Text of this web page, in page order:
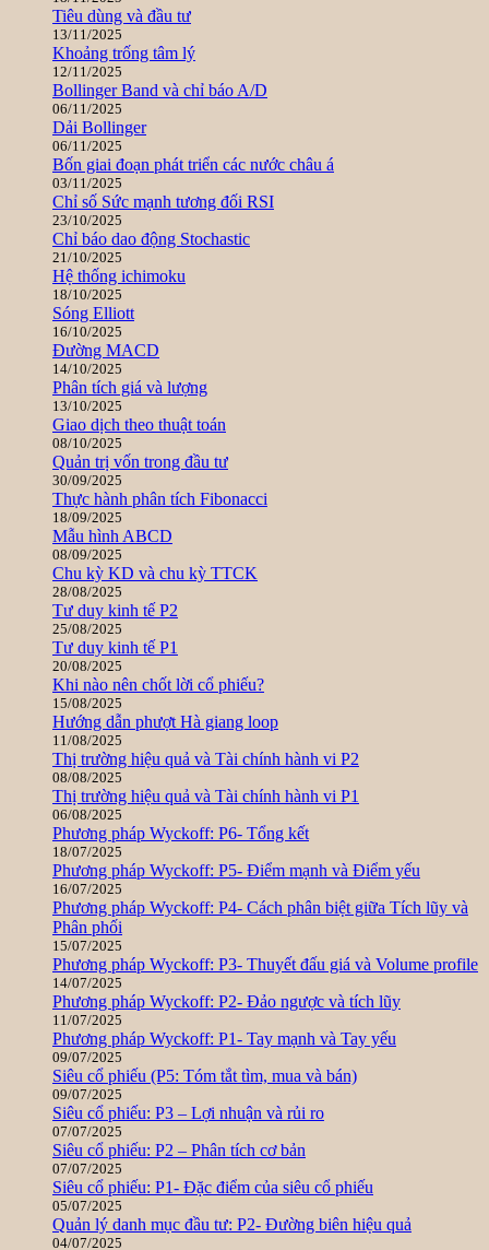
Tiêu dùng và đầu tư
13/11/2025
Khoảng trống tâm lý
12/11/2025
Bollinger Band và chỉ báo A/D
06/11/2025
Dải Bollinger
06/11/2025
Bốn giai đoạn phát triển các nước châu á
03/11/2025
Chỉ số Sức mạnh tương đối RSI
23/10/2025
Chỉ báo dao động Stochastic
21/10/2025
Hệ thống ichimoku
18/10/2025
Sóng Elliott
16/10/2025
Đường MACD
14/10/2025
Phân tích giá và lượng
13/10/2025
Giao dịch theo thuật toán
08/10/2025
Quản trị vốn trong đầu tư
30/09/2025
Thực hành phân tích Fibonacci
18/09/2025
Mẫu hình ABCD
08/09/2025
Chu kỳ KD và chu kỳ TTCK
28/08/2025
Tư duy kinh tế P2
25/08/2025
Tư duy kinh tế P1
20/08/2025
Khi nào nên chốt lời cổ phiếu?
15/08/2025
Hướng dẫn phượt Hà giang loop
11/08/2025
Thị trường hiệu quả và Tài chính hành vi P2
08/08/2025
Thị trường hiệu quả và Tài chính hành vi P1
06/08/2025
Phương pháp Wyckoff: P6- Tổng kết
18/07/2025
Phương pháp Wyckoff: P5- Điểm mạnh và Điểm yếu
16/07/2025
Phương pháp Wyckoff: P4- Cách phân biệt giữa Tích lũy và
Phân phối
15/07/2025
Phương pháp Wyckoff: P3- Thuyết đấu giá và Volume profile
14/07/2025
Phương pháp Wyckoff: P2- Đảo ngược và tích lũy
11/07/2025
Phương pháp Wyckoff: P1- Tay mạnh và Tay yếu
09/07/2025
Siêu cổ phiếu (P5: Tóm tắt tìm, mua và bán)
09/07/2025
Siêu cổ phiếu: P3 – Lợi nhuận và rủi ro
07/07/2025
Siêu cổ phiếu: P2 – Phân tích cơ bản
07/07/2025
Siêu cổ phiếu: P1- Đặc điểm của siêu cổ phiếu
05/07/2025
Quản lý danh mục đầu tư: P2- Đường biên hiệu quả
04/07/2025